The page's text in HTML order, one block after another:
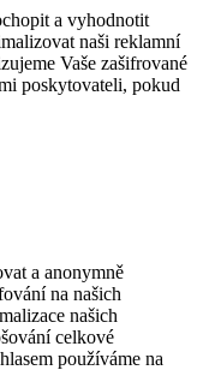
a vyhodnotit
naši reklamní
Vaše zašifrované
poskytovateli, pokud
a anonymně
na našich
našich
celkové
používáme na